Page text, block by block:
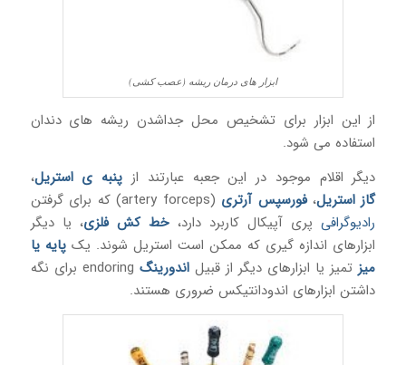
ابزار های درمان ریشه (عصب کشی)
از این ابزار برای تشخیص محل جداشدن ریشه های دندان
استفاده می شود.
دیگر اقلام موجود در این جعبه عبارتند از پنبه ی استریل،
گاز استریل،فورسپس آرتری (artery forceps) که برای گرفتن
رادیوگرافیپری آپیکال کاربرد دارد،خط کش فلزی، یا دیگر
ابزارهای اندازه گیری که ممکن است استریل شوند. یکپایه یا
میزتمیز یا ابزارهای دیگر از قبیلاندورینگ
endoring برای نگه
داشتن ابزارهای اندودانتیکس ضروری هستند.